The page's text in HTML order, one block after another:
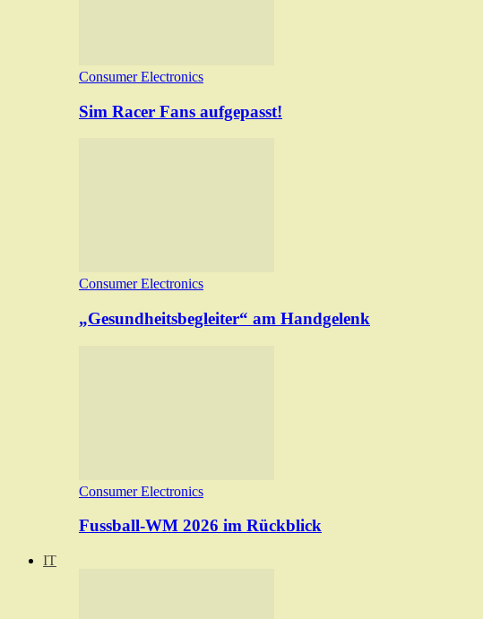
Consumer Electronics
Sim Racer Fans aufgepasst!
Consumer Electronics
„Gesundheitsbegleiter“ am Handgelenk
Consumer Electronics
Fussball-WM 2026 im Rückblick
IT